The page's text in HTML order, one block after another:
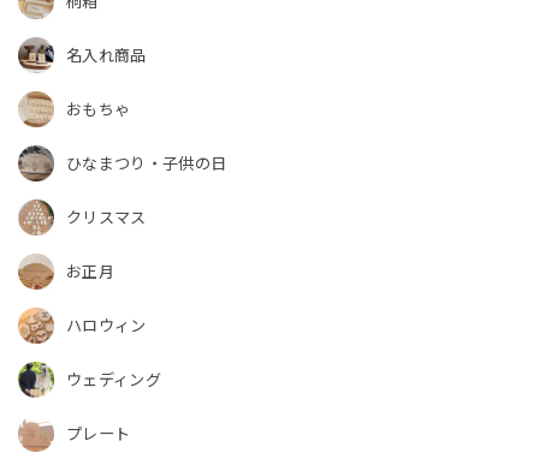
名入れ商品
おもちゃ
ひなまつり・子供の日
クリスマス
お正月
ハロウィン
ウェディング
プレート